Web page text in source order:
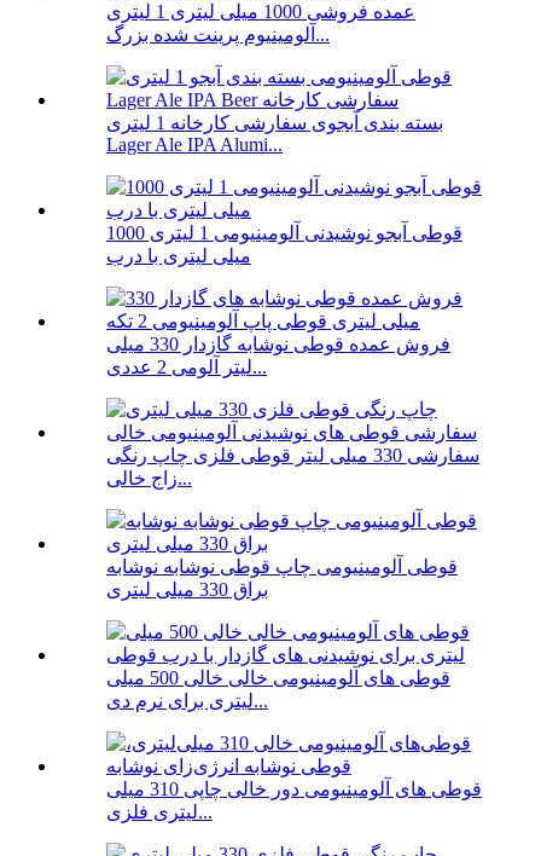
عمده فروشی 1000 میلی لیتری 1 لیتری
آلومینیوم پرینت شده بزرگ...
بسته بندی آبجوی سفارشی کارخانه 1 لیتری
Lager Ale IPA Alumi...
قوطی آبجو نوشیدنی آلومینیومی 1 لیتری 1000
میلی لیتری با درب
فروش عمده قوطی نوشابه گازدار 330 میلی
لیتر آلومی 2 عددی...
سفارشی 330 میلی لیتر قوطی فلزی چاپ رنگی
زاج خالی...
قوطی آلومینیومی چاپ قوطی نوشابه نوشابه
براق 330 میلی لیتری
قوطی های آلومینیومی خالی خالی 500 میلی
لیتری برای نرم دی...
قوطی های آلومینیومی دور خالی چاپی 310 میلی
لیتری فلزی...